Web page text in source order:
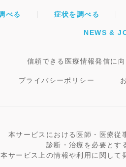
べる 症状を調べる
NEWS &
信頼できる医療情報発信に
プライバシーポリシー
本サービスにおける医師・医療従
診断・治療を必要とす
本サービス上の情報や利用に関し